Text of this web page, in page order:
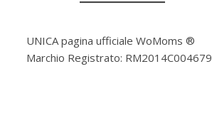
UNICA pagina ufficiale WoMoms ®
Marchio Registrato: RM2014C004679